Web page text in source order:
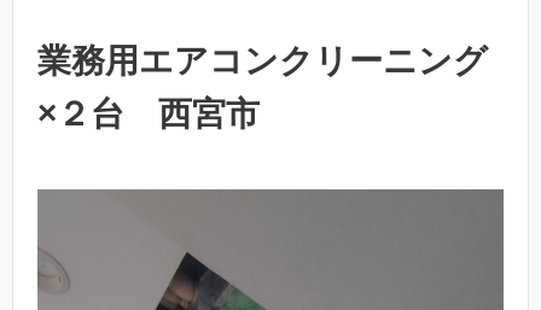
業務用エアコンクリーニング
×２台 西宮市